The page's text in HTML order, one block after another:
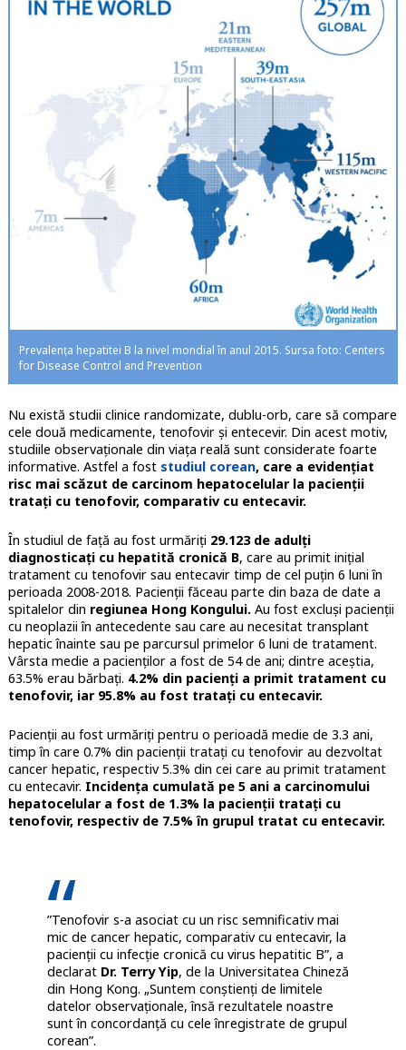
Prevalența hepatitei B la nivel mondial în anul 2015. Sursa foto: Centers
for Disease Control and Prevention
Nu există studii clinice randomizate, dublu-orb, care să compare
cele două medicamente, tenofovir și entecevir. Din acest motiv,
studiile observaționale din viața reală sunt considerate foarte
informative. Astfel a fost studiul corean, care a evidențiat
risc mai scăzut de carcinom hepatocelular la pacienții
tratați cu tenofovir, comparativ cu entecavir.
În studiul de față au fost urmăriți 29.123 de adulți
diagnosticați cu hepatită cronică B, care au primit inițial
tratament cu tenofovir sau entecavir timp de cel puțin 6 luni în
perioada 2008-2018. Pacienții făceau parte din baza de date a
spitalelor din regiunea Hong Kongului.Au fost excluși pacienții
cu neoplazii în antecedente sau care au necesitat transplant
hepatic înainte sau pe parcursul primelor 6 luni de tratament.
Vârsta medie a pacienților a fost de 54 de ani; dintre aceștia,
63.5% erau bărbați. 4.2% din pacienți a primit tratament cu
tenofovir, iar 95.8% au fost tratați cu entecavir.
Pacienții au fost urmăriți pentru o perioadă medie de 3.3 ani,
timp în care 0.7% din pacienții tratați cu tenofovir au dezvoltat
cancer hepatic, respectiv 5.3% din cei care au primit tratament
cu entecavir. Incidența cumulată pe 5 ani a carcinomului
hepatocelular a fost de 1.3% la pacienții tratați cu
tenofovir, respectiv de 7.5% în grupul tratat cu entecavir.
”Tenofovir s-a asociat cu un risc semnificativ mai
mic de cancer hepatic, comparativ cu entecavir, la
pacienții cu infecție cronică cu virus hepatitic B”, a
declarat Dr. Terry Yip, de la Universitatea Chineză
din Hong Kong. „Suntem conștienți de limitele
datelor observaționale, însă rezultatele noastre
sunt în concordanță cu cele înregistrate de grupul
corean”.